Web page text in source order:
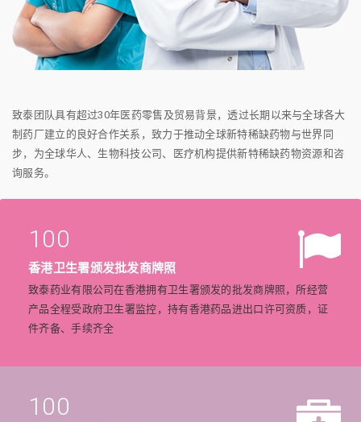
致泰团队具有超过30年医药零售及贸易背景，透过长期以来与全球各大
制药厂建立的良好合作关系，致力于推动全球新特稀缺药物与世界同
步，为全球华人、生物科技公司、医疗机构提供新特稀缺药物资源和咨
询服务。
100
香港卫生署颁发批发商牌照
致泰药业有限公司在香港拥有卫生署颁发的批发商牌照，所经营
产品全程受政府卫生署监控，持有香港药品进出口许可资质，证
件齐备、手续齐全
100